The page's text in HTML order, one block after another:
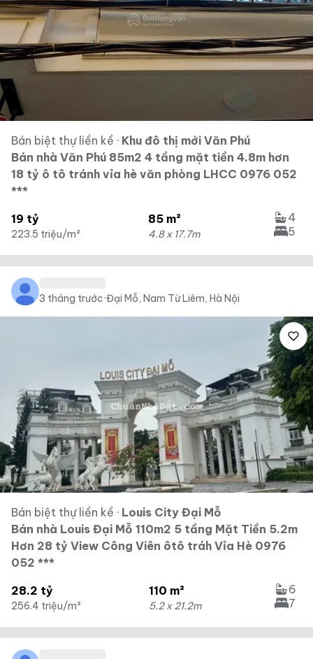
Bán biệt thự liền kề · Khu đô thị mới Văn Phú
Bán nhà Văn Phú 85m2 4 tầng mặt tiền 4.8m hơn
18 tỷ ô tô tránh vỉa hè văn phòng LHCC 0976 052
***
19 tỷ
223.5 triệu/m²
85 m²
4.8 x 17.7m
4
5
3 tháng trước·Đại Mỗ, Nam Từ Liêm, Hà Nội
Bán biệt thự liền kề · Louis City Đại Mỗ
Bán nhà Louis Đại Mỗ 110m2 5 tầng Mặt Tiền 5.2m
Hơn 28 tỷ View Công Viên ôtô tráh Vỉa Hè 0976
052 ***
28.2 tỷ
256.4 triệu/m²
110 m²
5.2 x 21.2m
6
7